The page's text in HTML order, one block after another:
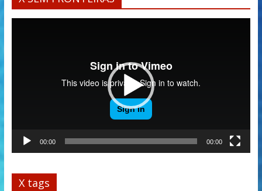
00:00 00:00
X tags